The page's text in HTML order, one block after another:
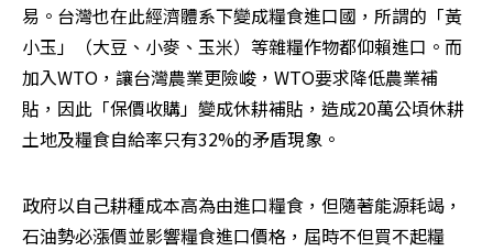
易。台灣也在此經濟體系下變成糧食進口國，所謂的「黃
小玉」（大豆、小麥、玉米）等雜糧作物都仰賴進口。而
加入WTO，讓台灣農業更險峻，WTO要求降低農業補
貼，因此「保價收購」變成休耕補貼，造成20萬公頃休耕
土地及糧食自給率只有32%的矛盾現象。
政府以自己耕種成本高為由進口糧食，但隨著能源耗竭，
石油勢必漲價並影響糧食進口價格，屆時不但買不起糧